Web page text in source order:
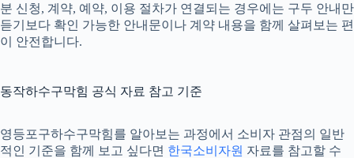
분 신청, 계약, 예약, 이용 절차가 연결되는 경우에는 구두 안내만
듣기보다 확인 가능한 안내문이나 계약 내용을 함께 살펴보는 편
이 안전합니다.
동작하수구막힘 공식 자료 참고 기준
영등포구하수구막힘를 알아보는 과정에서 소비자 관점의 일반
적인 기준을 함께 보고 싶다면 한국소비자원 자료를 참고할 수